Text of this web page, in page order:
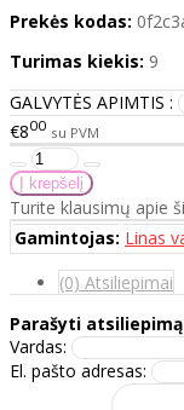
Prekės kodas:
Turimas kiekis: 9
GALVYTĖS APIMTIS :
€800 su PVM
Turite klausimų apie
Gamintojas: Linas
(0) Atsiliepimai
Parašyti atsiliepimą
Vardas:
El. pašto adresas: